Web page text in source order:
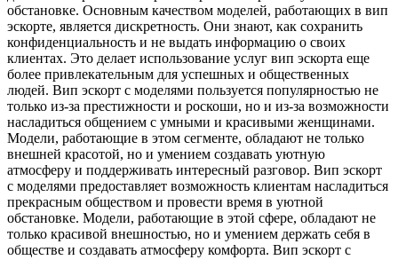
обстановке. Основным качеством моделей, работающих в вип
эскорте, является дискретность. Они знают, как сохранить
конфиденциальность и не выдать информацию о своих
клиентах. Это делает использование услуг вип эскорта еще
более привлекательным для успешных и общественных
людей. Вип эскорт с моделями пользуется популярностью не
только из-за престижности и роскоши, но и из-за возможности
насладиться общением с умными и красивыми женщинами.
Модели, работающие в этом сегменте, обладают не только
внешней красотой, но и умением создавать уютную
атмосферу и поддерживать интересный разговор. Вип эскорт
с моделями предоставляет возможность клиентам насладиться
прекрасным обществом и провести время в уютной
обстановке. Модели, работающие в этой сфере, обладают не
только красивой внешностью, но и умением держать себя в
обществе и создавать атмосферу комфорта. Вип эскорт с